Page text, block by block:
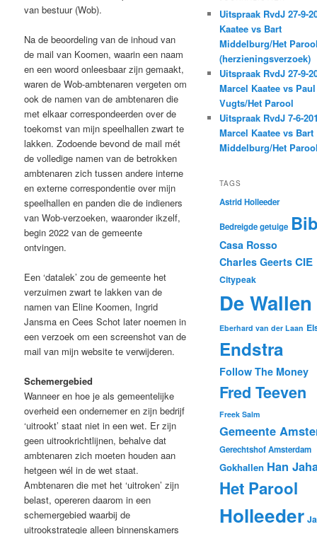
van bestuur (Wob).
Na de beoordeling van de inhoud van
de mail van Koomen, waarin een naam
en een woord onleesbaar zijn gemaakt,
waren de Wob-ambtenaren vergeten om
ook de namen van de ambtenaren die
met elkaar correspondeerden over de
toekomst van mijn speelhallen zwart te
lakken. Zodoende bevond de mail mét
de volledige namen van de betrokken
ambtenaren zich tussen andere interne
en externe correspondentie over mijn
speelhallen en panden die de indieners
van Wob-verzoeken, waaronder ikzelf,
begin 2022 van de gemeente
ontvingen.
Een ‘datalek’ zou de gemeente het
verzuimen zwart te lakken van de
namen van Eline Koomen, Ingrid
Jansma en Cees Schot later noemen in
een verzoek om een screenshot van de
mail van mijn website te verwijderen.
Schemergebied
Wanneer en hoe je als gemeentelijke
overheid een ondernemer en zijn bedrijf
‘uitrookt’ staat niet in een wet. Er zijn
geen uitrookrichtlijnen, behalve dat
ambtenaren zich moeten houden aan
hetgeen wél in de wet staat.
Ambtenaren die met het ‘uitroken’ zijn
belast, opereren daarom in een
schemergebied waarbij de
uitrookstrategie alleen binnenskamers
Uitspraak RvdJ 27-9-
Kaatee vs Bart
Middelburg/Het
(herzieningsverzoek)
Uitspraak RvdJ 27-9-
Marcel Kaatee vs Paul
Vugts/Het Parool
Uitspraak RvdJ 7-6-
Marcel Kaatee vs Bart
Middelburg/Het
TAGS
Astrid Holleeder
Bedreigde getuige
Casa Rosso
Charles Geerts CIE
Citypeak
De Wallen
Eberhard van der Laan
Endstra
Follow The Money
Fred Teeven
Freek Salm
Gemeente
Gerechtshof Amsterdam
Gokhallen Han
Het Parool
Holleeder